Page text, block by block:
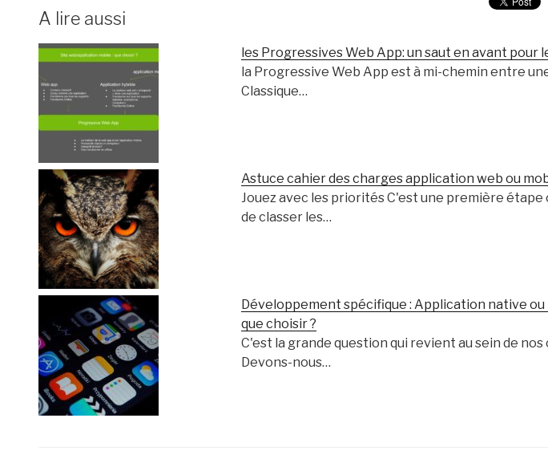
A lire aussi
les Progressives Web App: un saut en avant pour
la Progressive Web App est à mi-chemin entre
Classique…
Astuce cahier des charges application web ou
Jouez avec les priorités C'est une première étape
de classer les…
Développement spécifique : Application native ou
que choisir ?
C'est la grande question qui revient au sein de nos
Devons-nous…